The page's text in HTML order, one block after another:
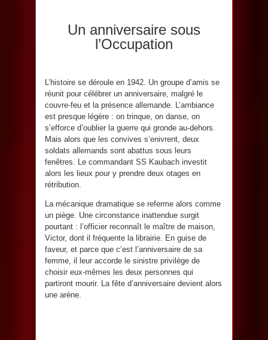
Un anniversaire sous
l’Occupation
L’histoire se déroule en 1942. Un groupe d’amis se
réunit pour célébrer un anniversaire, malgré le
couvre-feu et la présence allemande. L’ambiance
est presque légère : on trinque, on danse, on
s’efforce d’oublier la guerre qui gronde au-dehors.
Mais alors que les convives s’enivrent, deux
soldats allemands sont abattus sous leurs
fenêtres. Le commandant SS Kaubach investit
alors les lieux pour y prendre deux otages en
rétribution.
La mécanique dramatique se referme alors comme
un piège. Une circonstance inattendue surgit
pourtant : l’officier reconnaît le maître de maison,
Victor, dont il fréquente la librairie. En guise de
faveur, et parce que c’est l’anniversaire de sa
femme, il leur accorde le sinistre privilège de
choisir eux-mêmes les deux personnes qui
partiront mourir. La fête d’anniversaire devient alors
une arène.